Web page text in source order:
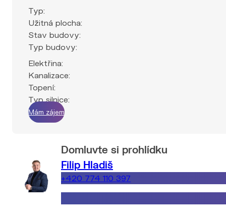
Typ:
Užitná plocha:
Stav budovy:
Typ budovy:
Elektřina:
Kanalizace:
Topení:
Typ silnice:
Mám zájem
Domluvte si prohlídku
Filip Hladiš
+420 774 110 397